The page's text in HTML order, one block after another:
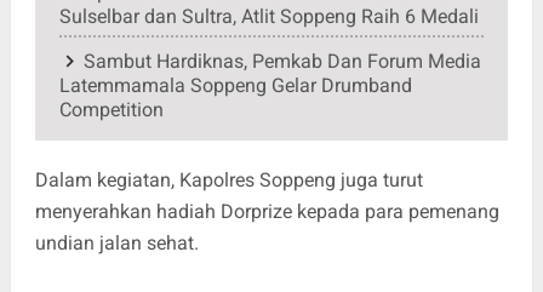
Sulselbar dan Sultra, Atlit Soppeng Raih 6 Medali
Sambut Hardiknas, Pemkab Dan Forum Media
Latemmamala Soppeng Gelar Drumband
Competition
Dalam kegiatan, Kapolres Soppeng juga turut
menyerahkan hadiah Dorprize kepada para pemenang
undian jalan sehat.